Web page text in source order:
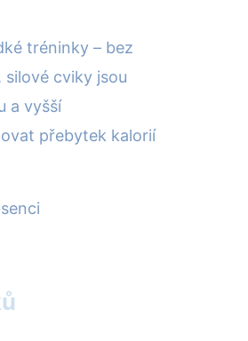
tréninky – bez
cviky jsou
a vyšší
přebytek kalorií